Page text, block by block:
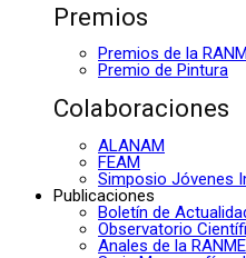
Premios
Premios de la
Premio de Pintura
Colaboraciones
ALANAM
FEAM
Simposio Jóvenes
Publicaciones
Boletín de
Observatorio
Anales de la RANME